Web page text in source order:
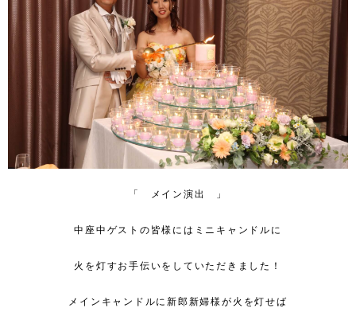
「 メイン演出 」
中座中ゲストの皆様にはミニキャンドルに
火を灯すお手伝いをしていただきました！
メインキャンドルに新郎新婦様が火を灯せば